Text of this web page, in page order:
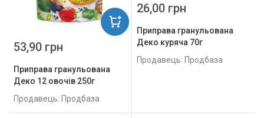
Приправа гранульована
Деко 12 овочів 250г
Продавець: Продбаза
53,90 грн
Приправа гранульована
Деко куряча 70г
Продавець: Продбаза
26,00 грн